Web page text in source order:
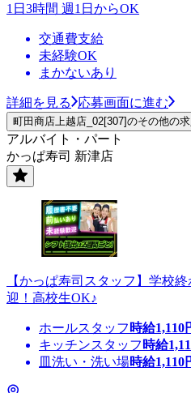
1日3時間 週1日からOK
交通費支給
未経験OK
まかないあり
詳細を見る 応募画面に進む
町田商店上越店_02[307]のその他の
アルバイト・パート
かっぱ寿司 新津店
【かっぱ寿司スタッフ】学校
迎！高校生OK♪
ホールスタッフ 時給1,110
キッチンスタッフ 時給
皿洗い・洗い場時給1,110